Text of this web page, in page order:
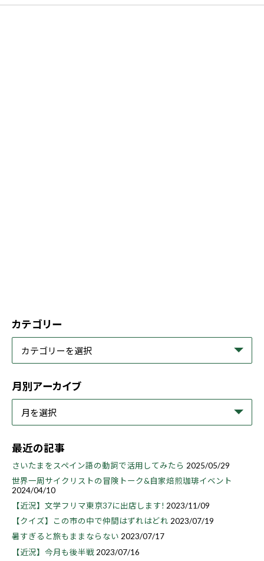
カテゴリー
月別アーカイブ
最近の記事
さいたまをスペイン語の動詞で活用してみたら 2025/05/29
世界一周サイクリストの冒険トーク&自家焙煎珈琲イベント
2024/04/10
【近況】文学フリマ東京37に出店します! 2023/11/09
【クイズ】この市の中で仲間はずれはどれ 2023/07/19
暑すぎると旅もままならない 2023/07/17
【近況】今月も後半戦 2023/07/16